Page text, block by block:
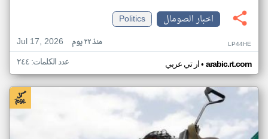
اخبار الصومال
Politics
Jul 17, 2026
منذ ٢٢ يوم LP44HE
ار تي عربي• arabic.rt.com عدد الكلمات: ٢٤٤